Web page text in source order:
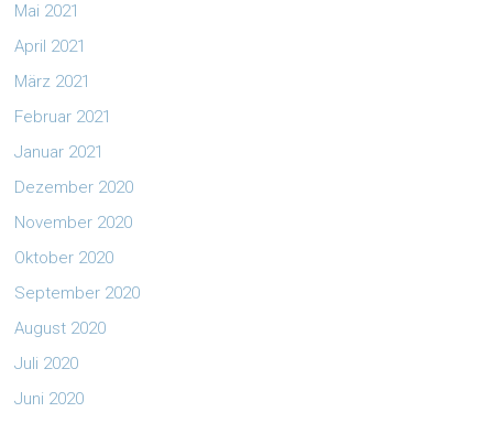
Mai 2021
April 2021
März 2021
Februar 2021
Januar 2021
Dezember 2020
November 2020
Oktober 2020
September 2020
August 2020
Juli 2020
Juni 2020